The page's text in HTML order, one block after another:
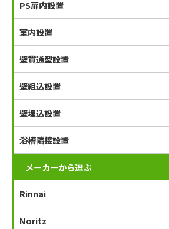
PS扉内設置
室内設置
壁貫通型設置
壁組込設置
壁埋込設置
浴槽隣接設置
メーカーから選ぶ
Rinnai
Noritz